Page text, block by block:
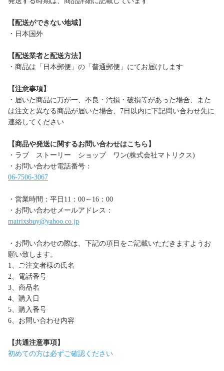
【配送ができない地域】
・日本国外
【配送業者と配送方法】
・商品は「日本郵便」の「普通郵便」にてお届けします
【注意事項】
・届いた商品に万が一、不良・汚損・破損等があった場合、また
は注文と異なる商品が届いた場合、7日以内に下記問い合わせ先に
連絡してください
【商品や発送に関するお問い合わせはこちら】
・ラブ ストーリー ショップ ワン(株式会社マトリクス)
・お問い合わせ電話番号：
06-7506-3067
・営業時間：平日11：00～16：00
・お問い合わせメールアドレス：
matrixsbuy@yahoo.co.jp
・お問い合わせの際は、下記の項目をご記載いただきますようお
願い致します。
1、ご注文者様の氏名
2、電話番号
3、商品名
4、購入日
5、購入番号
6、お問い合わせ内容
【共通注意事項】
初めての方は必ずご確認ください